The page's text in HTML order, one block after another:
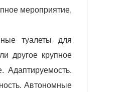
мероприятие,
туалеты для
другое крупное
Адаптируемость.
Автономные